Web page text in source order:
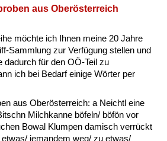
aus Oberösterreich
möchte ich Ihnen meine 20 Jahre
Sammlung zur Verfügung stellen und
dadurch für den OÖ-Teil zu
ich bei Bedarf einige Wörter per
aus Oberösterreich: a Neichtl eine
Milchkanne böfeln/ böfön vor
Bowal Klumpen damisch verrückt
jemandem weg/ zu etwas/